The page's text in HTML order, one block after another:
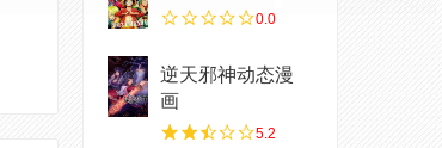
0.0
逆天邪神动态漫
画
5.2